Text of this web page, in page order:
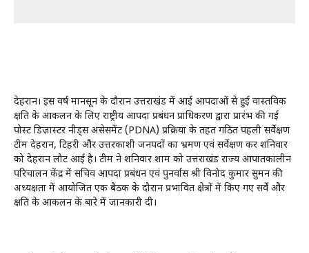
देहरादून। इस वर्ष मानसून के दौरान उत्तराखंड में आई आपदाओं से हुई वास्तविक
क्षति के आकलन के लिए राष्ट्रीय आपदा प्रबंधन प्राधिकरण द्वारा प्रारंभ की गई
पोस्ट डिज़ास्टर नीड्स असेसमेंट (PDNA) प्रक्रिया के तहत गठित पहली सर्वेक्षण
टीम देहरादून, टिहरी और उत्तरकाशी जनपदों का भ्रमण एवं सर्वेक्षण कर शनिवार
को देहरादून लौट आई है। टीम ने शनिवार शाम को उत्तराखंड राज्य आपातकालीन
परिचालन केंद्र में सचिव आपदा प्रबंधन एवं पुनर्वास श्री विनोद कुमार सुमन की
अध्यक्षता में आयोजित एक बैठक के दौरान प्रभावित क्षेत्रों में किए गए सर्वे और
क्षति के आकलन के बारे में जानकारी दी।